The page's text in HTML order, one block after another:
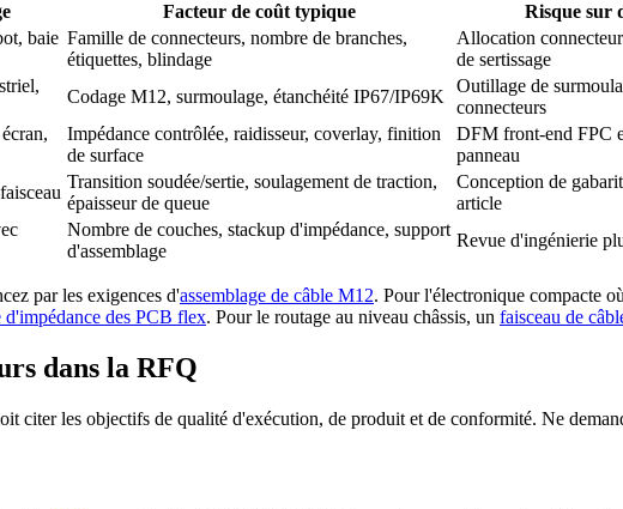
Facteur de coût typique Risque sur
baie Famille de connecteurs, nombre de branches,
étiquettes, blindage
Allocation
de sertissage
Codage M12, surmoulage, étanchéité IP67/IP69K
Outillage de
connecteurs
Impédance contrôlée, raidisseur, coverlay, finition
de surface
DFM front-end FPC
panneau
Transition soudée/sertie, soulagement de traction,
épaisseur de queue
Conception de
article
Nombre de couches, stackup d'impédance, support
d'assemblage
Revue d'ingénierie
par les exigences d'assemblage de câble M12. Pour l'électronique compacte
d'impédance des PCB flex. Pour le routage au niveau châssis, un faisceau de
dans la RFQ
citer les objectifs de qualité d'exécution, de produit et de conformité. Ne